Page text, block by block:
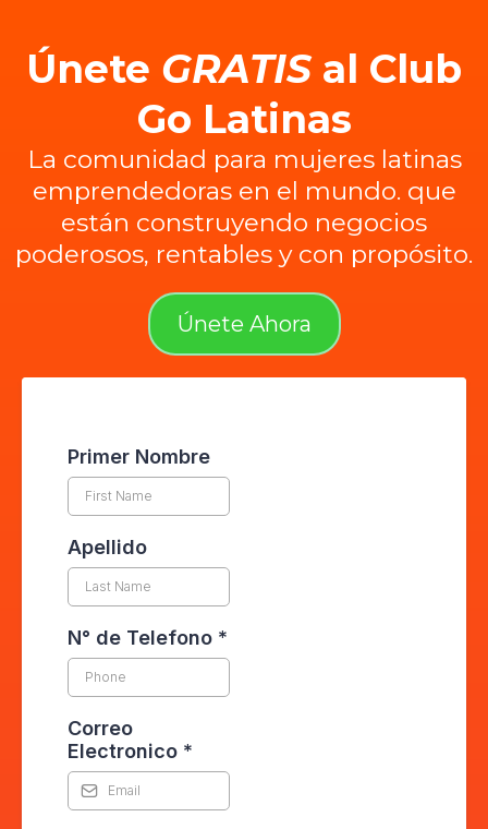
Únete GRATISal Club
Go Latinas
La comunidad para mujeres latinas
emprendedoras en el mundo. que
están construyendo negocios
poderosos, rentables y con propósito.
Únete Ahora
Primer Nombre
Apellido
N° de Telefono *
Correo
Electronico *